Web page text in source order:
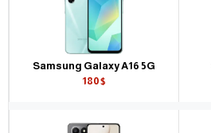
Samsung Galaxy A16 5G
180$